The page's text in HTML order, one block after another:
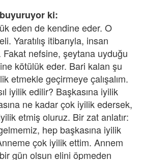
ki:
eden de kendine eder. O
Yaratılış itibarıyla, insan
nefsine, şeytana uyduğu
kötülük eder. Bari kalan şu
etmekle geçirmeye çalışalım.
iyilik edilir? Başkasına iyilik
ne kadar çok iyilik edersek,
etmiş oluruz. Bir zat anlatır:
hep başkasına iyilik
çok iyilik ettim. Annem
gün olsun elini öpmeden